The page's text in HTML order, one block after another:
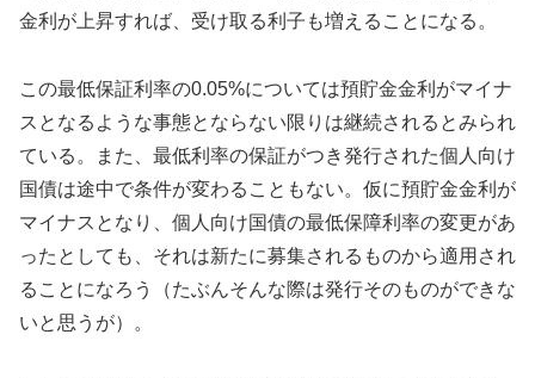
金利が上昇すれば、受け取る利子も増えることになる。
この最低保証利率の0.05%については預貯金金利がマイナ
スとなるような事態とならない限りは継続されるとみられ
ている。また、最低利率の保証がつき発行された個人向け
国債は途中で条件が変わることもない。仮に預貯金金利が
マイナスとなり、個人向け国債の最低保障利率の変更があ
ったとしても、それは新たに募集されるものから適用され
ることになろう（たぶんそんな際は発行そのものができな
いと思うが）。